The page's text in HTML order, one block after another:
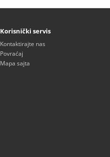
Korisnički servis
Kontaktirajte nas
Povraćaj
Mapa sajta